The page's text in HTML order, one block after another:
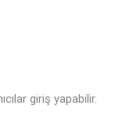
giriş yapabilir.